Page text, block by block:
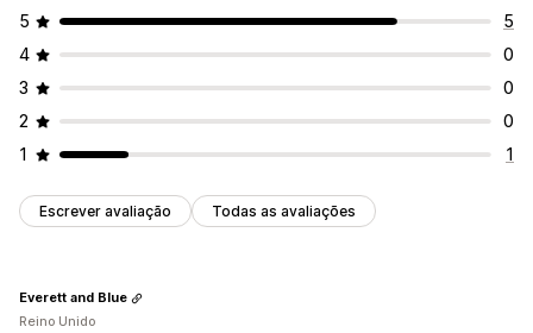
5
5
4
0
3
0
2
0
1
1
Escrever avaliação Todas as avaliações
Everett and Blue
Reino Unido